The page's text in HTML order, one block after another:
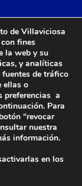
de Villaviciosa
fines
la web y su
y analíticas
de tráfico
ellas o
preferencias a
Para
“revocar
nuestra
información.
en los